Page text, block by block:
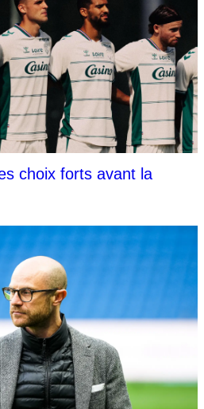
choix forts avant la